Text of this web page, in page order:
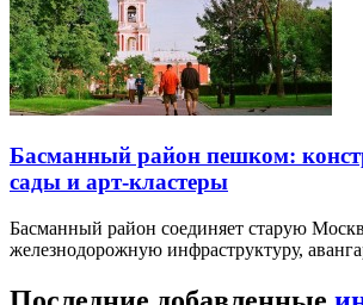
Басманный район пешком:
сады и арт-кластеры
Басманный район соединяет старую
железнодорожную инфраструктуру,